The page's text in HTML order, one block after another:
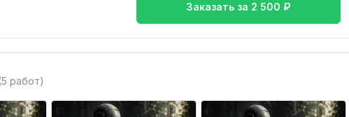
Заказать за 2 500 ₽
(5 работ)